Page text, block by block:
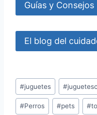
Guías y Consejos
El blog del
Etiquetas
de
la
#juguetes #
#Perros #pets #